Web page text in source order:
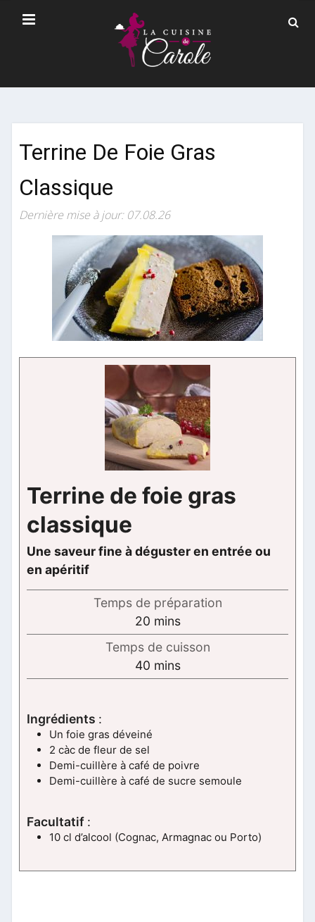
Terrine De Foie Gras
Classique
Dernière mise à jour: 07.08.26
Terrine de foie gras
classique
Une saveur fine à déguster en entrée ou
en apéritif
Temps de préparation
20minutes
mins
Temps de cuisson
40minutes
mins
Ingrédients :
Un foie gras déveiné
2 càc de fleur de sel
Demi-cuillère à café de poivre
Demi-cuillère à café de sucre semoule
Facultatif :
10 cl d’alcool (Cognac, Armagnac ou Porto)